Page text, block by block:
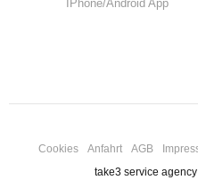
IPhone/Android App
Cookies Anfahrt AGB
take3 service